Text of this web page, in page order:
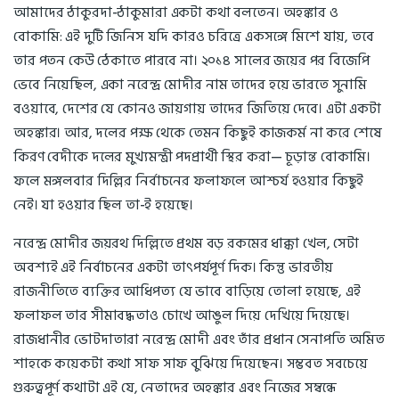
আমাদের ঠাকুরদা-ঠাকুমারা একটা কথা বলতেন। অহঙ্কার ও
বোকামি: এই দুটি জিনিস যদি কারও চরিত্রে একসঙ্গে মিশে যায়, তবে
তার পতন কেউ ঠেকাতে পারবে না। ২০১৪ সালের জয়ের পর বিজেপি
ভেবে নিয়েছিল, একা নরেন্দ্র মোদীর নাম তাদের হয়ে ভারতে সুনামি
বওয়াবে, দেশের যে কোনও জায়গায় তাদের জিতিয়ে দেবে। এটা একটা
অহঙ্কার। আর, দলের পক্ষ থেকে তেমন কিছুই কাজকর্ম না করে শেষে
কিরণ বেদীকে দলের মুখ্যমন্ত্রী পদপ্রার্থী স্থির করা— চূড়ান্ত বোকামি।
ফলে মঙ্গলবার দিল্লির নির্বাচনের ফলাফলে আশ্চর্য হওয়ার কিছুই
নেই। যা হওয়ার ছিল তা-ই হয়েছে।
নরেন্দ্র মোদীর জয়রথ দিল্লিতে প্রথম বড় রকমের ধাক্কা খেল, সেটা
অবশ্যই এই নির্বাচনের একটা তাৎপর্যপূর্ণ দিক। কিন্তু ভারতীয়
রাজনীতিতে ব্যক্তির আধিপত্য যে ভাবে বাড়িয়ে তোলা হয়েছে, এই
ফলাফল তার সীমাবদ্ধতাও চোখে আঙুল দিয়ে দেখিয়ে দিয়েছে।
রাজধানীর ভোটদাতারা নরেন্দ্র মোদী এবং তাঁর প্রধান সেনাপতি অমিত
শাহকে কয়েকটা কথা সাফ সাফ বুঝিয়ে দিয়েছেন। সম্ভবত সবচেয়ে
গুরুত্বপূর্ণ কথাটা এই যে, নেতাদের অহঙ্কার এবং নিজের সম্বন্ধে